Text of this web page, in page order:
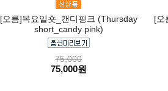
[오름]목요일숏_캔디핑크 (Thursday
short_candy pink)
75,000
75,000원
[오